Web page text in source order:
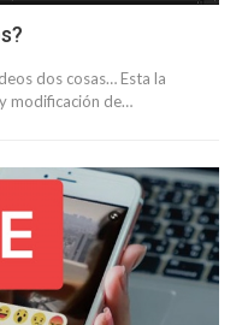
dos cosas… Esta la
modificación de…